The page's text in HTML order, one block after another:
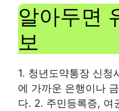
알아두면
보
1. 청년도약통장 신청
에 가까운 은행이나
다. 2. 주민등록증, 여